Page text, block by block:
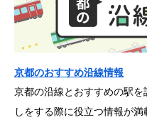
京都のおすすめ沿線情報
京都の沿線とおすすめの駅
しをする際に役立つ情報が満